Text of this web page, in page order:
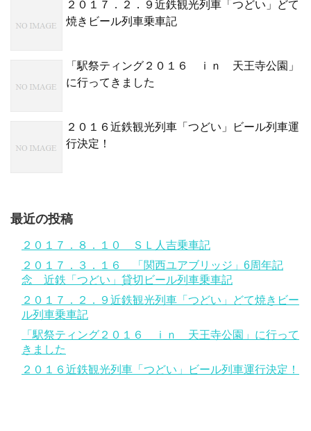
２０１７．２．９近鉄観光列車「つどい」どて
焼きビール列車乗車記
「駅祭ティング２０１６ ｉｎ 天王寺公園」
に行ってきました
２０１６近鉄観光列車「つどい」ビール列車運
行決定！
最近の投稿
２０１７．８．１０ ＳＬ人吉乗車記
２０１７．３．１６ 「関西ユアブリッジ」6周年記
念 近鉄「つどい」貸切ビール列車乗車記
２０１７．２．９近鉄観光列車「つどい」どて焼きビー
ル列車乗車記
「駅祭ティング２０１６ ｉｎ 天王寺公園」に行って
きました
２０１６近鉄観光列車「つどい」ビール列車運行決定！